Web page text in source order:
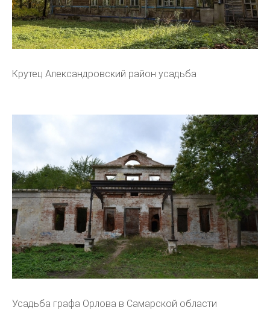
Крутец Александровский район усадьба
Усадьба графа Орлова в Самарской области